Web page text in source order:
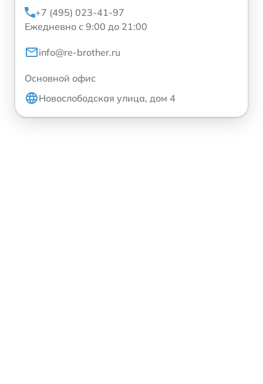
+7 (495) 023-41-97
Ежедневно с 9:00 до 21:00
info@re-brother.ru
Основной офис
Новослободская улица, дом 4